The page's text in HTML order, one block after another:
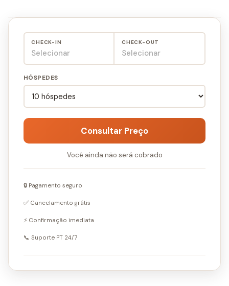
Disney, a propriedade oferece praticidade para quem
quer aproveitar os parques sem abrir mão do conforto
de uma casa espaçosa ao final do dia. A Bella Vida é uma
comunidade pensada para quem busca tranquilidade e
boa estrutura durante a estadia em Orlando.
CHECK-IN
Selecionar
CHECK-OUT
Selecionar
HÓSPEDES
Consultar Preço
Você ainda não será cobrado
🔒 Pagamento seguro
✅ Cancelamento grátis
⚡ Confirmação imediata
📞 Suporte PT 24/7